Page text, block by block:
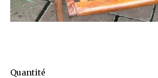
Quantité